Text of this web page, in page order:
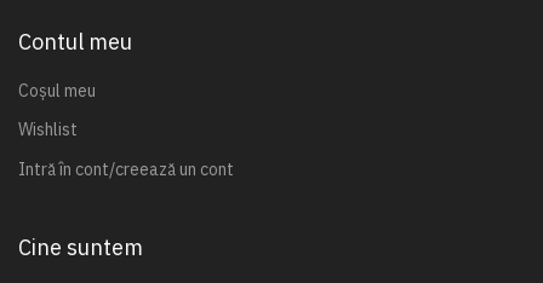
Contul meu
Coșul meu
Wishlist
Intră în cont/creează un cont
Cine suntem